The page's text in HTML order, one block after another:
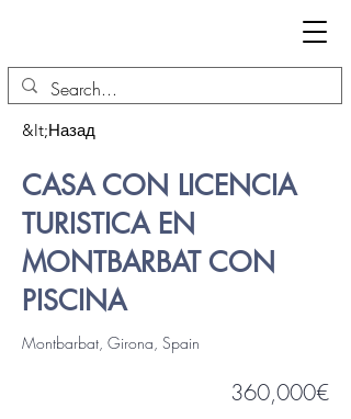
&lt;Назад
CASA CON LICENCIA
TURISTICA EN
MONTBARBAT CON
PISCINA
Montbarbat, Girona, Spain
360,000€